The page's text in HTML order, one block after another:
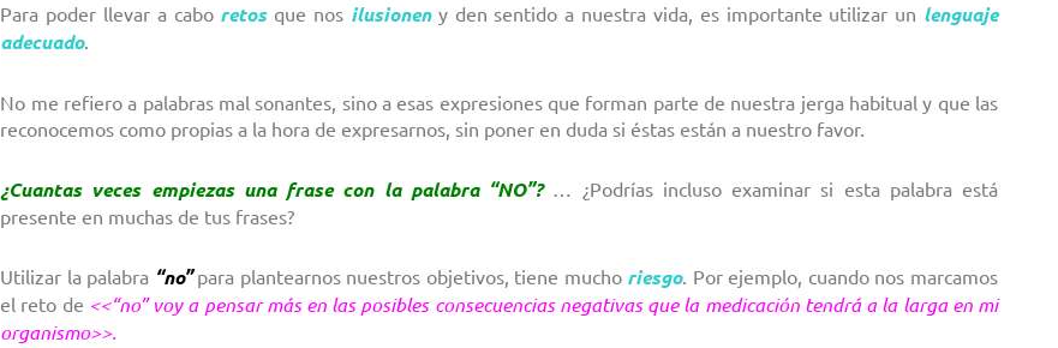
Para poder llevar a caboretosque nos ilusioneny den sentido a nuestra vida, es importante utilizar un lenguaje
adecuado.
No me refiero a palabras mal sonantes, sino a esas expresiones que forman parte de nuestra jerga habitual y que las
reconocemos como propias a la hora de expresarnos, sin poner en duda si éstas están a nuestro favor.
¿Cuantas veces empiezas una frase con la palabra “NO”?… ¿Podrías incluso examinar si esta palabra está
presente en muchas de tus frases?
Utilizar la palabra “no”para plantearnos nuestros objetivos, tiene mucho riesgo. Por ejemplo, cuando nos marcamos
el reto de <<“no” voy a pensar más en las posibles consecuencias negativas que la medicación tendrá a la larga en mi
organismo>>.